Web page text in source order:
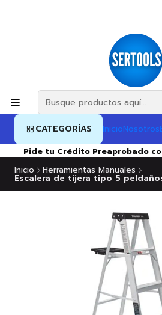
CATEGORÍAS InicioNosotros
Pide tu Crédito Preaprobado
Inicio Herramientas Manuales
Escalera de tijera tipo 5